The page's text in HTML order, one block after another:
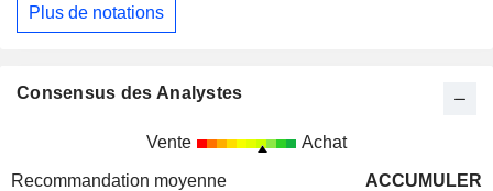
Plus de notations
Consensus des Analystes
Vente Achat
Recommandation moyenne
ACCUMULER